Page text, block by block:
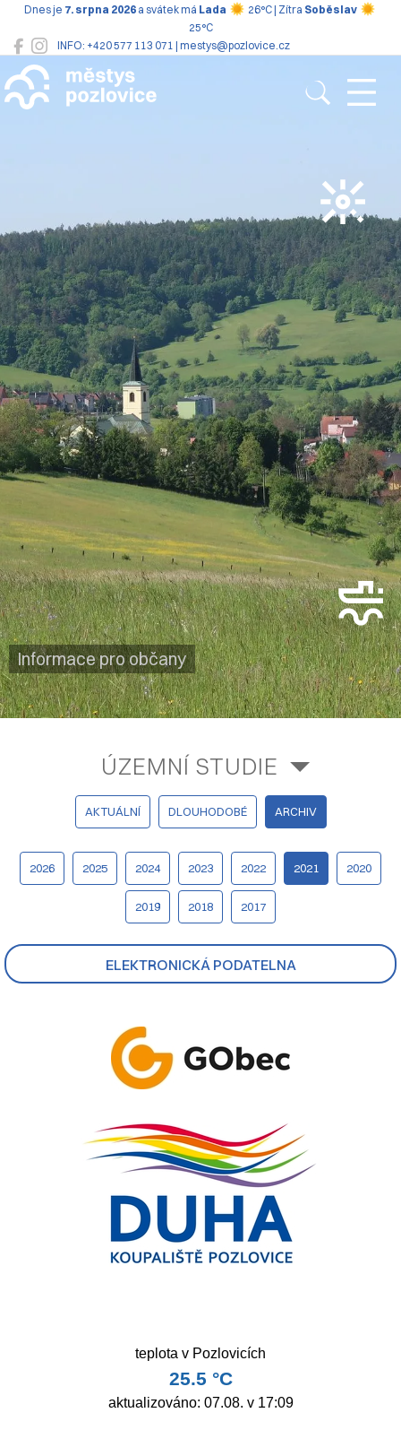
INFO: +420 577 113 071 | mestys@pozlovice.cz
Dnes je 7. srpna 2026 a svátek má Lada 26°C | Zítra Soběslav
25°C
Pozlovice
Informace pro občany
ELEKTRONICKÁ PODATELNA
ÚZEMNÍ STUDIE
AKTUÁLNÍ DLOUHODOBÉ ARCHIV
2026 2025 2024 2023 2022 2021 2020
2019 2018 2017